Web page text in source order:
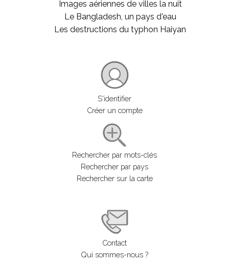
Images aériennes de villes la nuit
Le Bangladesh, un pays d'eau
Les destructions du typhon Haiyan
S'identifier
Créer un compte
Rechercher par mots-clés
Rechercher par pays
Rechercher sur la carte
Contact
Qui sommes-nous ?